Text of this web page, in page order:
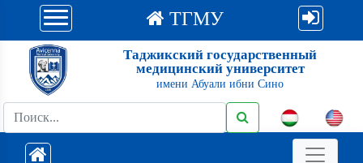
ТГМУ
Таджикский государственный
медицинский университет
имени Абуали ибни Сино